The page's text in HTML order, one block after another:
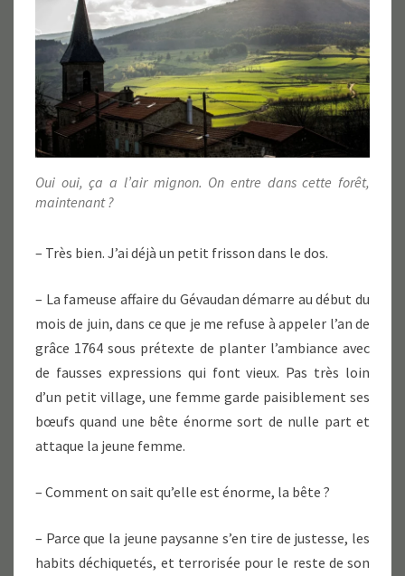
Oui oui, ça a l’air mignon. On entre dans cette forêt,
maintenant ?
– Très bien. J’ai déjà un petit frisson dans le dos.
– La fameuse affaire du Gévaudan démarre au début du
mois de juin, dans ce que je me refuse à appeler l’an de
grâce 1764 sous prétexte de planter l’ambiance avec
de fausses expressions qui font vieux. Pas très loin
d’un petit village, une femme garde paisiblement ses
bœufs quand une bête énorme sort de nulle part et
attaque la jeune femme.
– Comment on sait qu’elle est énorme, la bête ?
– Parce que la jeune paysanne s’en tire de justesse, les
habits déchiquetés, et terrorisée pour le reste de son